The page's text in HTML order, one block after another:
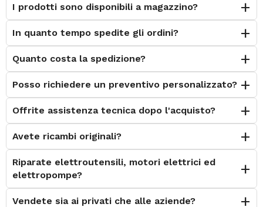
un'efficace superficie antiscivolo in aree a traffico da
basso ad elevato. Progettato principalmente per un
uso su pavimenti asciutti, umidi o oleosi di aree
industriali e commerciali, con un traffico pedonale
elevato o veicolare leggero, come ad esempio: corridoi,
zone di produzione e immagazzinamento, rampe,
scale, pedane di macchine e uscite di emergenza.
Disponibile in vari colori e misure.
Specifiche tecniche
Colore prodotto: Nero
Grana filettatura: Lavori pesanti
Marchi: Safety-Walk™
I prodotti sono disponibili a magazzino?
In quanto tempo spedite gli ordini?
Quanto costa la spedizione?
Posso richiedere un preventivo personalizzato?
Offrite assistenza tecnica dopo l'acquisto?
Avete ricambi originali?
Riparate elettroutensili, motori elettrici ed
elettropompe?
Vendete sia ai privati che alle aziende?